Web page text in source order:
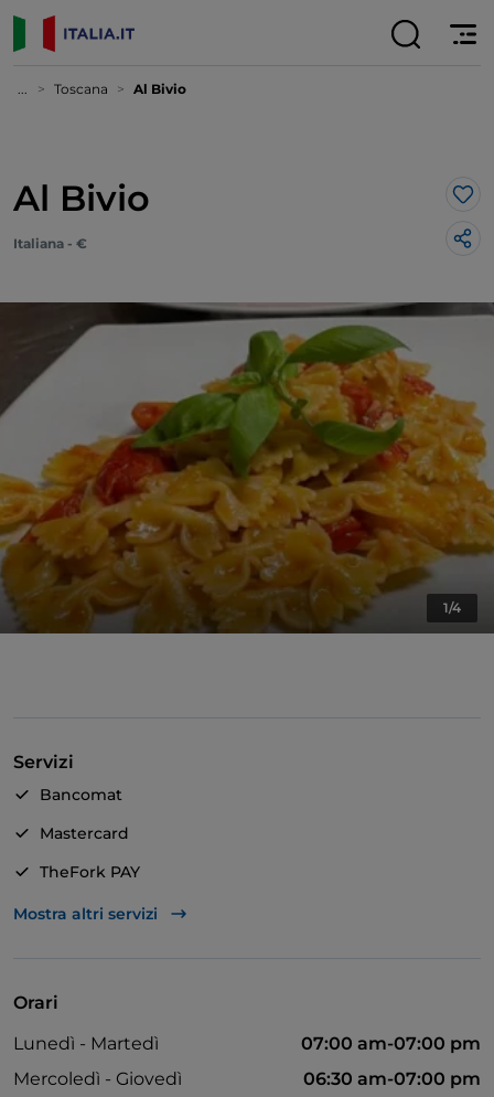
... Toscana Al Bivio
Al Bivio
Italiana - €
1/4
Servizi
Bancomat
Mastercard
TheFork PAY
Unionpay via TheFork PAY
Mostra altri servizi
Orari
Lunedì - Martedì
07:00 am-07:00 pm
Mercoledì - Giovedì
06:30 am-07:00 pm